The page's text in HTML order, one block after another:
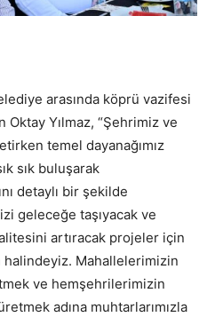
arasında köprü vazifesi
Yılmaz, “Şehrimiz ve
temel dayanağımız
sık buluşarak
detaylı bir şekilde
geleceğe taşıyacak ve
artıracak projeler için
Mahallelerimizin
ve hemşehrilerimizin
adına muhtarlarımızla